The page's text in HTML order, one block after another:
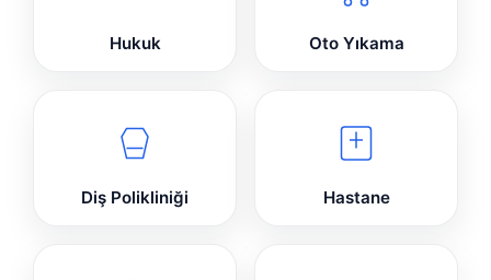
Hukuk Oto Yıkama
Diş Polikliniği Hastane